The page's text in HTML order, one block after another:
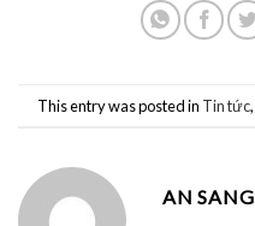
This entry was posted in Tin tức,
AN SANG